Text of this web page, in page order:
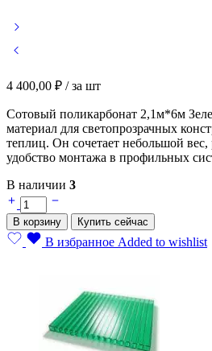
4 400,00 ₽ / за шт
Сотовый поликарбонат 2,1м*6м
материал для светопрозрачных
теплиц. Он сочетает небольшой вес,
удобство монтажа в профильных
В наличии 3
Сотовый
поликарбонат
2,1м*6м
Зеленый
В корзину Купить сейчас
В избранное Added to wishlist